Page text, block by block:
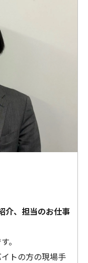
介、担当のお仕事
。
トの方の現場手